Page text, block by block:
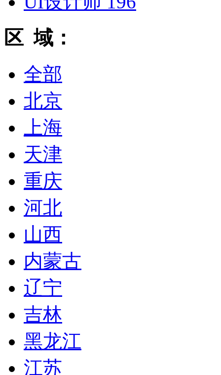
区 域：
全部
北京
上海
天津
重庆
河北
山西
内蒙古
辽宁
吉林
黑龙江
江苏